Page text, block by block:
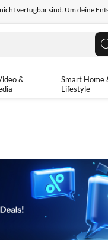
verfügbar sind. Um deine
14-
&
Smart Home
Lifestyle